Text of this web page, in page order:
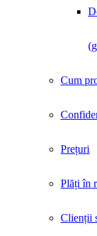
Cum
Prețuri
Plăți în
Clienții